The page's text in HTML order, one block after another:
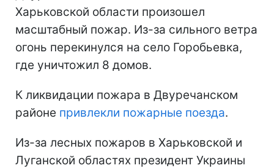
Харьковской области произошел
масштабный пожар. Из-за сильного ветра
огонь перекинулся на село Горобьевка,
где уничтожил 8 домов.
К ликвидации пожара в Двуречанском
районе привлекли пожарные поезда.
Из-за лесных пожаров в Харьковской и
Луганской областях президент Украины